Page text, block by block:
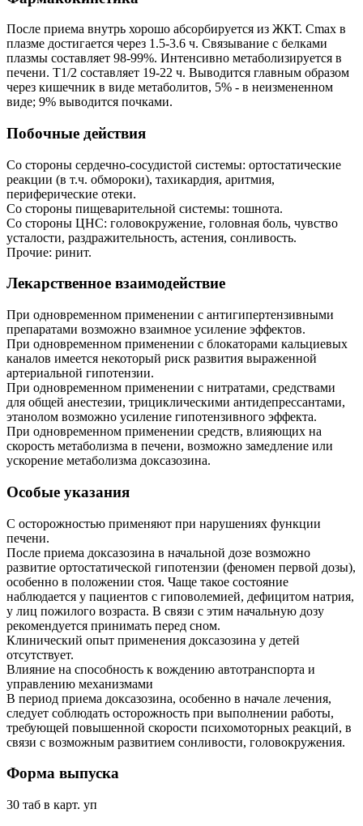
После приема внутрь хорошо абсорбируется из ЖКТ. Cmax в
плазме достигается через 1.5-3.6 ч. Связывание с белками
плазмы составляет 98-99%. Интенсивно метаболизируется в
печени. T1/2 составляет 19-22 ч. Выводится главным образом
через кишечник в виде метаболитов, 5% - в неизмененном
виде; 9% выводится почками.
Побочные действия
Со стороны сердечно-сосудистой системы: ортостатические
реакции (в т.ч. обмороки), тахикардия, аритмия,
периферические отеки.
Со стороны пищеварительной системы: тошнота.
Со стороны ЦНС: головокружение, головная боль, чувство
усталости, раздражительность, астения, сонливость.
Прочие: ринит.
Лекарственное взаимодействие
При одновременном применении с антигипертензивными
препаратами возможно взаимное усиление эффектов.
При одновременном применении с блокаторами кальциевых
каналов имеется некоторый риск развития выраженной
артериальной гипотензии.
При одновременном применении с нитратами, средствами
для общей анестезии, трициклическими антидепрессантами,
этанолом возможно усиление гипотензивного эффекта.
При одновременном применении средств, влияющих на
скорость метаболизма в печени, возможно замедление или
ускорение метаболизма доксазозина.
Особые указания
С осторожностью применяют при нарушениях функции
печени.
После приема доксазозина в начальной дозе возможно
развитие ортостатической гипотензии (феномен первой дозы),
особенно в положении стоя. Чаще такое состояние
наблюдается у пациентов с гиповолемией, дефицитом натрия,
у лиц пожилого возраста. В связи с этим начальную дозу
рекомендуется принимать перед сном.
Клинический опыт применения доксазозина у детей
отсутствует.
Влияние на способность к вождению автотранспорта и
управлению механизмами
В период приема доксазозина, особенно в начале лечения,
следует соблюдать осторожность при выполнении работы,
требующей повышенной скорости психомоторных реакций, в
связи с возможным развитием сонливости, головокружения.
Форма выпуска
30 таб в карт. уп